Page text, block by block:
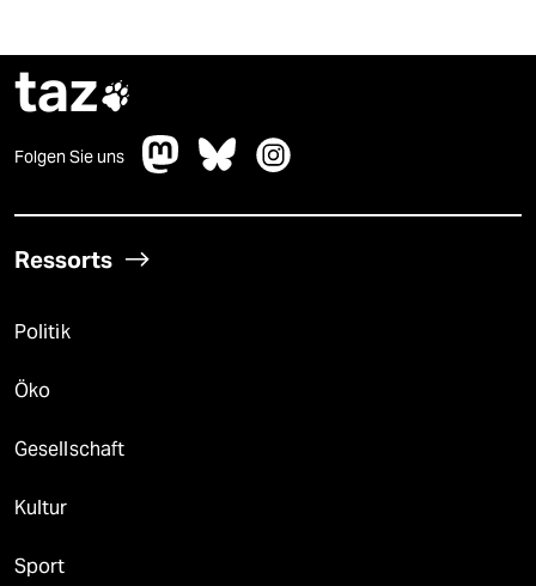
taz
Folgen Sie uns
Ressorts
Politik
Öko
Gesellschaft
Kultur
Sport